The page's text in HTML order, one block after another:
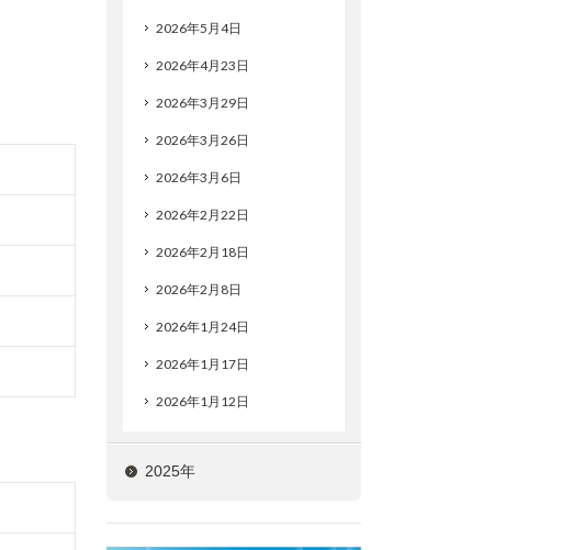
2026年5月4日
2026年4月23日
2026年3月29日
2026年3月26日
2026年3月6日
2026年2月22日
2026年2月18日
2026年2月8日
2026年1月24日
2026年1月17日
2026年1月12日
2025年